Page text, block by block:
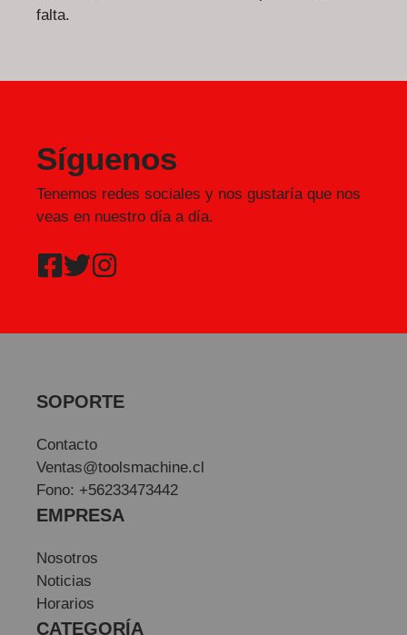
falta.
Síguenos
Tenemos redes sociales y nos gustaría que nos
veas en nuestro día a día.
SOPORTE
Contacto
Ventas@toolsmachine.cl
Fono: +56233473442
EMPRESA
Nosotros
Noticias
Horarios
CATEGORÍA